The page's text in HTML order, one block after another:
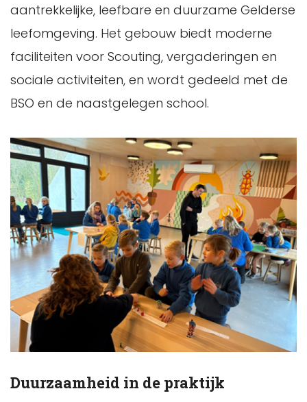
aantrekkelijke, leefbare en duurzame Gelderse
leefomgeving. Het gebouw biedt moderne
faciliteiten voor Scouting, vergaderingen en
sociale activiteiten, en wordt gedeeld met de
BSO en de naastgelegen school.
Duurzaamheid in de praktijk